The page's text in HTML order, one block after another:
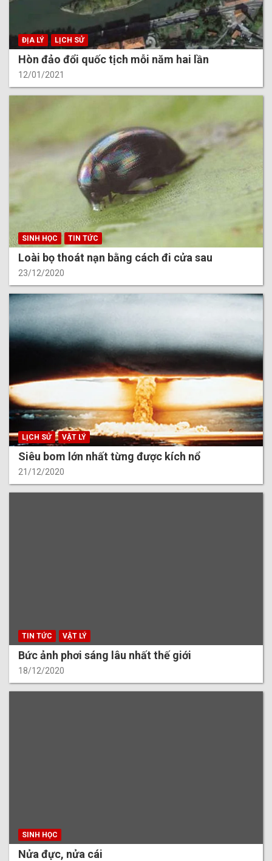
ĐỊA LÝ LỊCH SỬ
Hòn đảo đổi quốc tịch mỗi năm hai lần
12/01/2021
SINH HỌC TIN TỨC
Loài bọ thoát nạn bằng cách đi cửa sau
23/12/2020
LỊCH SỬ VẬT LÝ
Siêu bom lớn nhất từng được kích nổ
21/12/2020
TIN TỨC VẬT LÝ
Bức ảnh phơi sáng lâu nhất thế giới
18/12/2020
SINH HỌC
Nửa đực, nửa cái